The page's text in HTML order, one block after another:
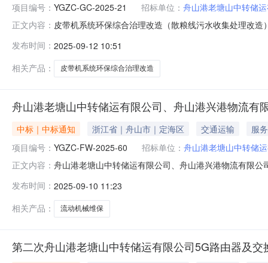
项目编号： YGZC-GC-2025-21 招标单位： 舟山港老塘山中转储
正文内容： 皮带机系统环保综合治理改造（散粮线污水收集处理改
硕谷昊天建设（杭州）有限公司中标价格：695000元；
发布时间： 2025-09-12 10:51
相关产品：
皮带机系统环保综合治理改造
舟山港老塘山中转储运有限公司、舟山港兴港物流有
中标｜中标通知 浙江省｜舟山市｜定海区 交通运输
服务
项目编号： YGZC-FW-2025-60 招标单位： 舟山港老塘山中转储
正文内容： 舟山港老塘山中转储运有限公司、舟山港兴港物流有限
转储运有限公司招标代理机构：浙江天诚工程咨询有限
发布时间： 2025-09-10 11:23
相关产品：
流动机械维保
第二次舟山港老塘山中转储运有限公司5G路由器及交